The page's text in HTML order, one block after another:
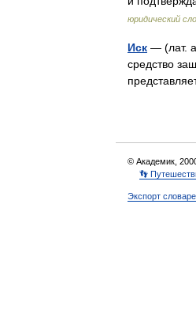
юридический
Иск — (лат.
средство
© Академик,
👣
Экспорт